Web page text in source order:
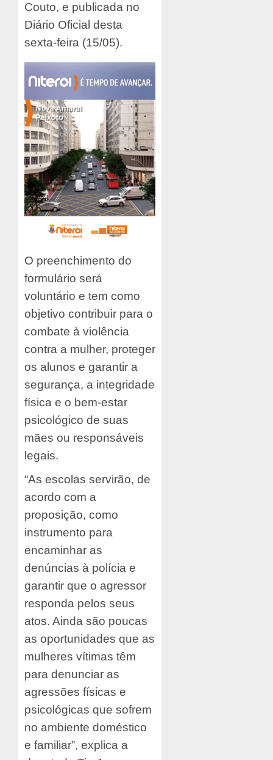
Couto, e publicada no
Diário Oficial desta
sexta-feira (15/05).
O preenchimento do
formulário será
voluntário e tem como
objetivo contribuir para o
combate à violência
contra a mulher, proteger
os alunos e garantir a
segurança, a integridade
física e o bem-estar
psicológico de suas
mães ou responsáveis
legais.
“As escolas servirão, de
acordo com a
proposição, como
instrumento para
encaminhar as
denúncias à polícia e
garantir que o agressor
responda pelos seus
atos. Ainda são poucas
as oportunidades que as
mulheres vítimas têm
para denunciar as
agressões físicas e
psicológicas que sofrem
no ambiente doméstico
e familiar”, explica a